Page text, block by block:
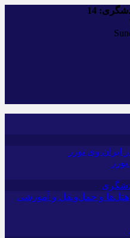
ایران وی تورز
هتل‌ها و حمل‌و‌نقل و آموزشی